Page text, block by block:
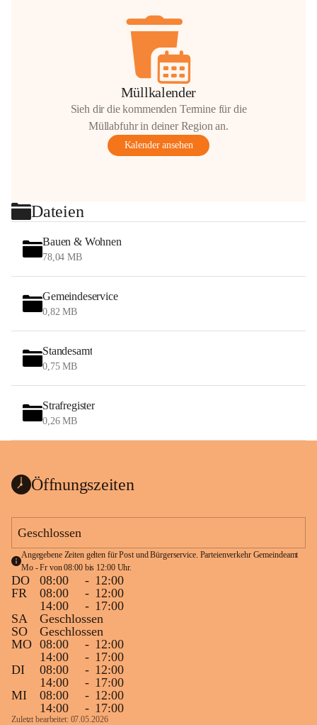
Müllkalender
Sieh dir die kommenden Termine für die
Müllabfuhr in deiner Region an.
Kalender ansehen
Dateien
Bauen & Wohnen
78,04 MB
Gemeindeservice
0,82 MB
Standesamt
0,75 MB
Strafregister
0,26 MB
Öffnungszeiten
Geschlossen
Angegebene Zeiten gelten für Post und Bürgerservice. Parteienverkehr Gemeindeamt
Mo - Fr von 08:00 bis 12:00 Uhr.
DO 08:00 - 12:00
FR
08:00 - 12:00
14:00
- 17:00
SA
Geschlossen
SO
Geschlossen
MO 08:00 - 12:00
14:00
- 17:00
DI
08:00 - 12:00
14:00
- 17:00
MI
08:00 - 12:00
14:00
- 17:00
Zuletzt bearbeitet: 07.05.2026